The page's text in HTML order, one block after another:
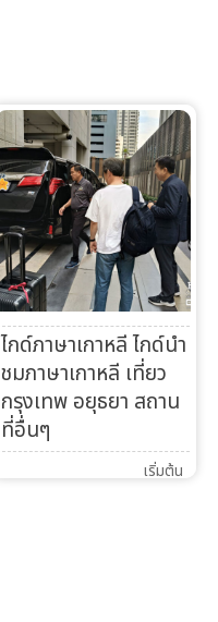
ไกด์ภาษาเกาหลี ไกด์นำ
ชมภาษาเกาหลี เที่ยว
กรุงเทพ อยุธยา สถาน
ที่อื่นๆ
เริ่มต้น